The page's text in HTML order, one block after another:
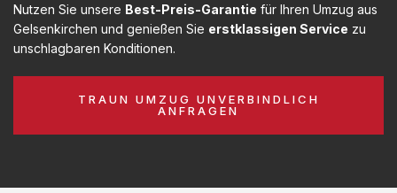
Nutzen Sie unsere Best-Preis-Garantie für Ihren Umzug aus
Gelsenkirchen und genießen Sie erstklassigen Service zu
unschlagbaren Konditionen.
TRAUN UMZUG UNVERBINDLICH
ANFRAGEN